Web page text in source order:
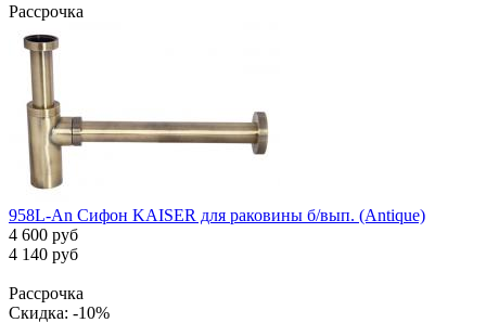
Рассрочка
958L-An Сифон KAISER для раковины б/вып. (Antique)
4 600 руб
4 140 руб
Рассрочка
Скидка: -10%